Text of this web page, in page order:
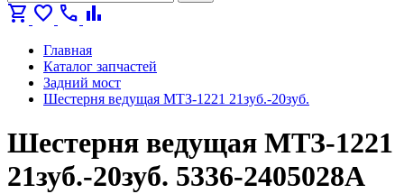
shopping_cart favorite call bar_chart
Главная
Каталог запчастей
Задний мост
Шестерня ведущая МТЗ-1221 21зуб.-20зуб.
Шестерня ведущая МТЗ-1221
21зуб.-20зуб. 5336-2405028А